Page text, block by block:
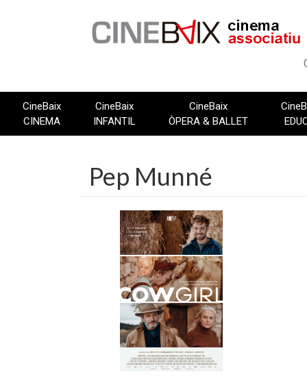
CineBaix
CINEMA
CineBaix
INFANTIL
CineBaix
ÒPERA & BALLET
Pep Munné